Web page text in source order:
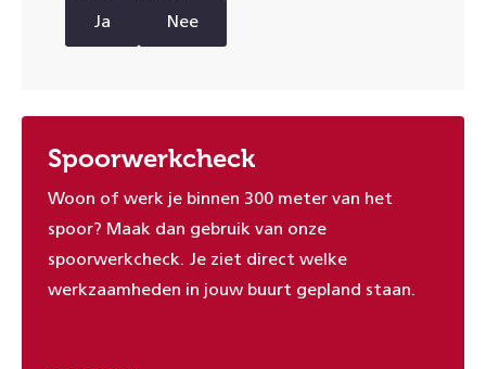
Ja Nee
Spoorwerkcheck
Woon of werk je binnen 300 meter van het
spoor? Maak dan gebruik van onze
spoorwerkcheck. Je ziet direct welke
werkzaamheden in jouw buurt gepland staan.